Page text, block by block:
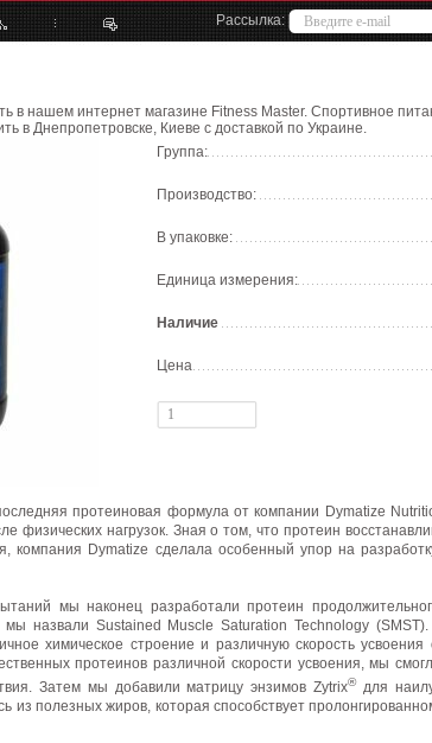
Рассылка:
в нашем интернет магазине Fitness Master. Спортивное
в Днепропетровске, Киеве с доставкой по Украине.
Группа:
Производство:
В упаковке:
Единица измерения:
Наличие
Цена
протеиновая формула от компании Dymatize
физических нагрузок. Зная о том, что протеин
компания Dymatize сделала особенный упор на
мы наконец разработали протеин
назвали Sustained Muscle Saturation Technology
химическое строение и различную скорость усвоения
протеинов различной скорости усвоения, мы
Затем мы добавили матрицу энзимов Zytrix®для
из полезных жиров, которая способствует